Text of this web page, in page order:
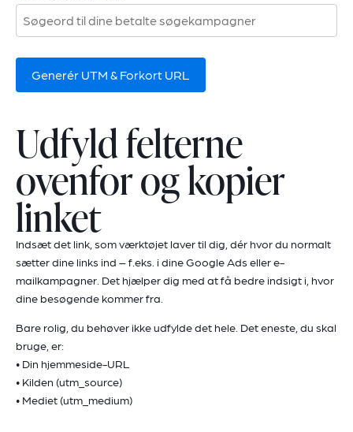
Generér UTM & Forkort URL
Udfyld felterne
ovenfor og kopier
linket
Indsæt det link, som værktøjet laver til dig, dér hvor du normalt
sætter dine links ind – f.eks. i dine Google Ads eller e-
mailkampagner. Det hjælper dig med at få bedre indsigt i, hvor
dine besøgende kommer fra.
Bare rolig, du behøver ikke udfylde det hele. Det eneste, du skal
bruge, er:
• Din hjemmeside-URL
• Kilden (utm_source)
• Mediet (utm_medium)